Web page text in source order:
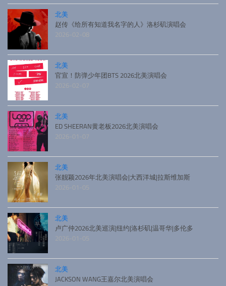
北美
赵传《给所有知道我名字的人》洛杉矶演唱会
2026-02-08
北美
官宣！防弹少年团BTS 2026北美演唱会
2026-02-07
北美
ED SHEERAN黄老板2026北美演唱会
2026-01-07
北美
张靓颖2026年北美演唱会|大西洋城|拉斯维加斯
2026-01-05
北美
卢广仲2026北美巡演|纽约|洛杉矶|温哥华|多伦多
2026-01-05
北美
JACKSON WANG王嘉尔北美演唱会